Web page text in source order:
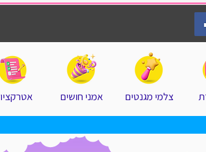
צלמי מגנטים אמני חושים